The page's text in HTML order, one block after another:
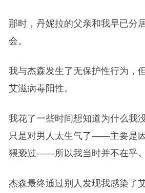
那时，丹妮拉的父亲和我早已分
会。
我与杰森发生了无保护性行为，
艾滋病毒阳性。
我花了一些时间想知道为什么我
只是对男人太生气了——主要是
猥亵过——所以我当时并不在乎。
杰森最终通过别人发现我感染了